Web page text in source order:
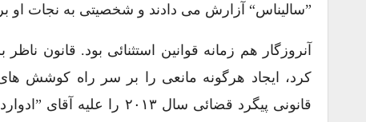
”سالیناس“ آزارش می دادند و شخصیتی به نجات او
کرد، ایجاد هرگونه مانعی را بر سر راه کوشش